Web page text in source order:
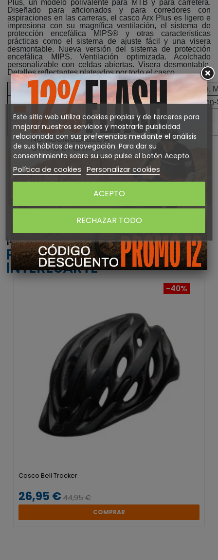
Plus, un modelo polivalente para MTB y para carretera.
Diseñado para aficionados y para corredores con
aspiraciones en las carreras, el casco Arx Plus es ligero e
impresiona con su magnífica ventilación, el sistema de
protección encefálica MIPS® y otras características
prácticas como el sistema de ajuste fácil y una visera
desmontable. Nueva versión del sistema de protección
encefálica MIPS. Ventilación optimizada. Acolchado
personalizable con celdas abiertas. Visera desmontable.
Detalles reflectantes plateados por todo el casco.
Construcción
Tecnología en molde.
Tecnología
MIPS-Brain-
Peso aproximado
270 g
Rango de uso
MULTIDEPORTE
DETALLES DEL PRODUCTO
¡ATENTO! AQUÍ TE DEJAMOS ALGUNOS
PRODUCTOS QUE PODRÍAN
INTERESARTE
-40%
Casco Bell Tracker
26,95 €44,95 €
COMPRAR
Este sitio web utiliza cookies propias y de terceros para
mejorar nuestros servicios y mostrarle publicidad
relacionada con sus preferencias mediante el análisis
de sus hábitos de navegación. Para dar su
consentimiento sobre su uso pulse el botón Acepto.
Política de cookies Personalizar cookies
RECHAZAR TODO
ACEPTO